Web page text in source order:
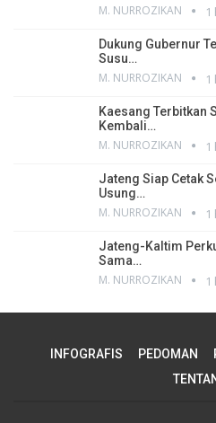
M. NURROZIKAN 1
Dukung Gubernur
Susu…
M. NURROZIKAN 1
Kaesang Terbitkan
Kembali…
M. NURROZIKAN 1
Jateng Siap Cetak
Usung…
M. NURROZIKAN 1
Jateng-Kaltim
Sama…
M. NURROZIKAN 1
INFOGRAFIS PEDOMAN